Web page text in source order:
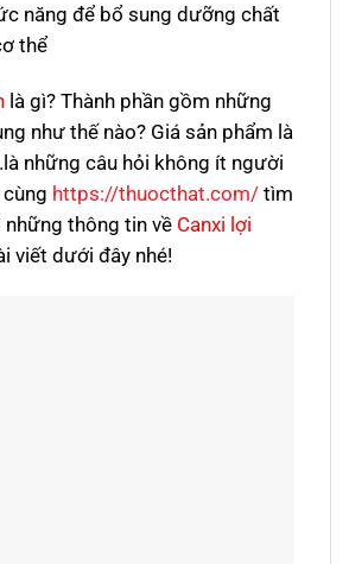
năng để bổ sung dưỡng chất
thể
là gì? Thành phần gồm những
như thế nào? Giá sản phẩm là
những câu hỏi không ít người
https://thuocthat.com/ tìm
thông tin về Canxi lợi
viết dưới đây nhé!